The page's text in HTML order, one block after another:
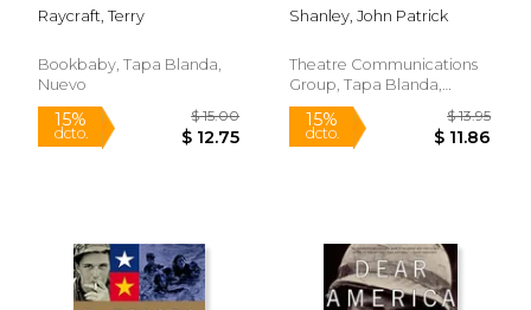
Raycraft, Terry
Bookbaby, Tapa Blanda,
Nuevo
Shanley, John Patrick
Theatre Communications
Group, Tapa Blanda,
Nuevo